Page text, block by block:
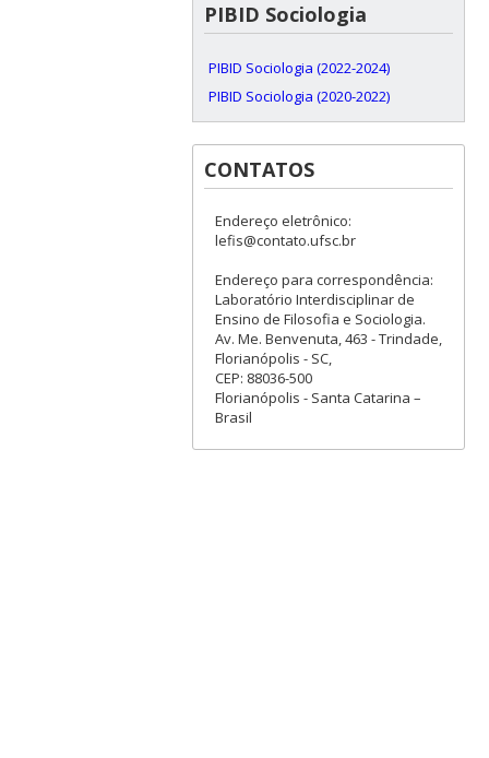
PIBID Sociologia
PIBID Sociologia (2022-2024)
PIBID Sociologia (2020-2022)
CONTATOS
Endereço eletrônico:
lefis@contato.ufsc.br
Endereço para correspondência:
Laboratório Interdisciplinar de
Ensino de Filosofia e Sociologia.
Av. Me. Benvenuta, 463 - Trindade,
Florianópolis - SC,
CEP: 88036-500
Florianópolis - Santa Catarina –
Brasil